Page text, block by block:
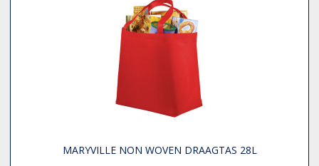
MARYVILLE NON WOVEN DRAAGTAS 28L